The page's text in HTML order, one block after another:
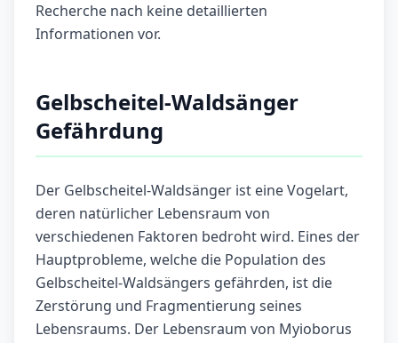
Recherche nach keine detaillierten
Informationen vor.
Gelbscheitel-Waldsänger
Gefährdung
Der Gelbscheitel-Waldsänger ist eine Vogelart,
deren natürlicher Lebensraum von
verschiedenen Faktoren bedroht wird. Eines der
Hauptprobleme, welche die Population des
Gelbscheitel-Waldsängers gefährden, ist die
Zerstörung und Fragmentierung seines
Lebensraums. Der Lebensraum von Myioborus